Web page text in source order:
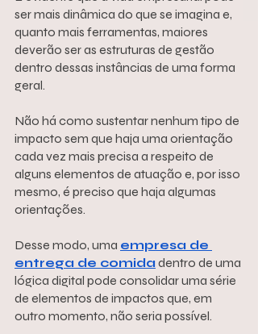
ser mais dinâmica do que se imagina e,
quanto mais ferramentas, maiores
deverão ser as estruturas de gestão
dentro dessas instâncias de uma forma
geral.
Não há como sustentar nenhum tipo de
impacto sem que haja uma orientação
cada vez mais precisa a respeito de
alguns elementos de atuação e, por isso
mesmo, é preciso que haja algumas
orientações.
Desse modo, uma empresa de
entrega de comida dentro de uma
lógica digital pode consolidar uma série
de elementos de impactos que, em
outro momento, não seria possível.